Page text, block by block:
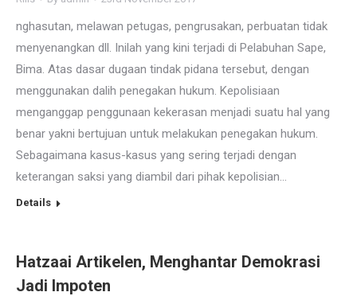
nghasutan, melawan petugas, pengrusakan, perbuatan tidak
menyenangkan dll. Inilah yang kini terjadi di Pelabuhan Sape,
Bima. Atas dasar dugaan tindak pidana tersebut, dengan
menggunakan dalih penegakan hukum. Kepolisiaan
menganggap penggunaan kekerasan menjadi suatu hal yang
benar yakni bertujuan untuk melakukan penegakan hukum.
Sebagaimana kasus-kasus yang sering terjadi dengan
keterangan saksi yang diambil dari pihak kepolisian…
Details
Hatzaai Artikelen, Menghantar Demokrasi
Jadi Impoten